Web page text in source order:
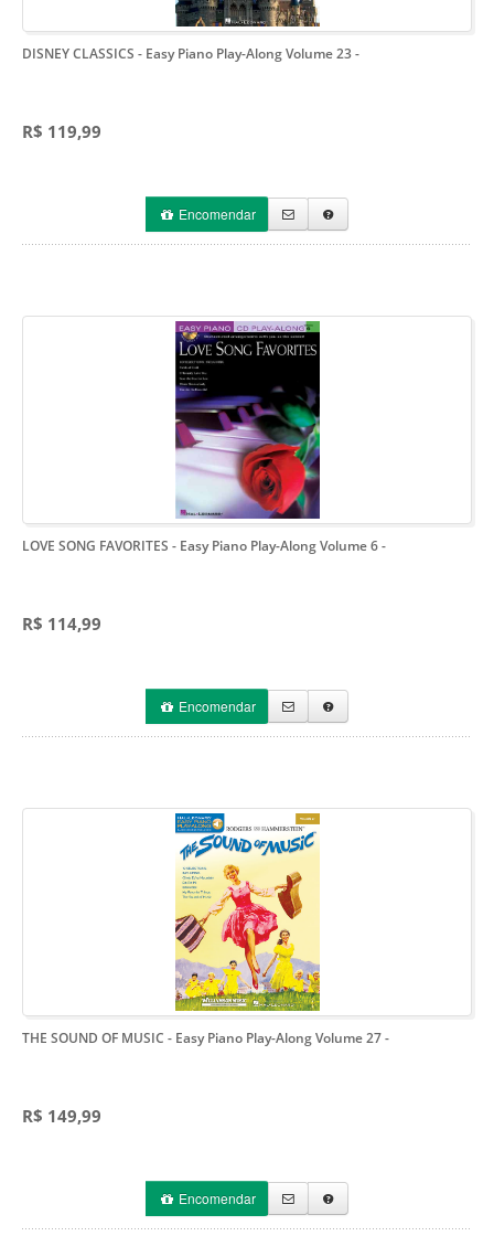
DISNEY CLASSICS - Easy Piano Play-Along Volume 23-
R$ 119,99
Encomendar
LOVE SONG FAVORITES - Easy Piano Play-Along Volume 6-
R$ 114,99
Encomendar
THE SOUND OF MUSIC - Easy Piano Play-Along Volume 27-
R$ 149,99
Encomendar